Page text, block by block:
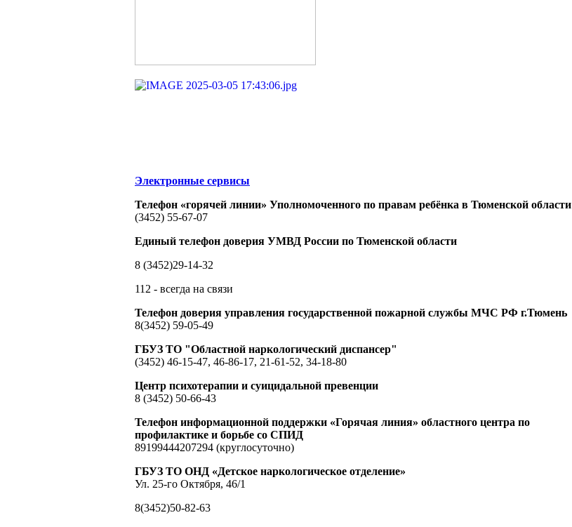
Электронные сервисы
Телефон «горячей линии» Уполномоченного по правам ребёнка в Тюменской области
(3452) 55-67-07
Единый телефон доверия УМВД России по Тюменской области
8 (3452)29-14-32
112 - всегда на связи
Телефон доверия управления государственной пожарной службы МЧС РФ г.Тюмень
8(3452) 59-05-49
ГБУЗ ТО "Областной наркологический диспансер"
(3452) 46-15-47, 46-86-17, 21-61-52, 34-18-80
Центр психотерапии и суицидальной превенции
8 (3452) 50-66-43
Телефон информационной поддержки «Горячая линия» областного центра по
профилактике и борьбе со СПИД
89199444207294 (круглосуточно)
ГБУЗ ТО ОНД «Детское наркологическое отделение»
Ул. 25-го Октября, 46/1
8(3452)50-82-63